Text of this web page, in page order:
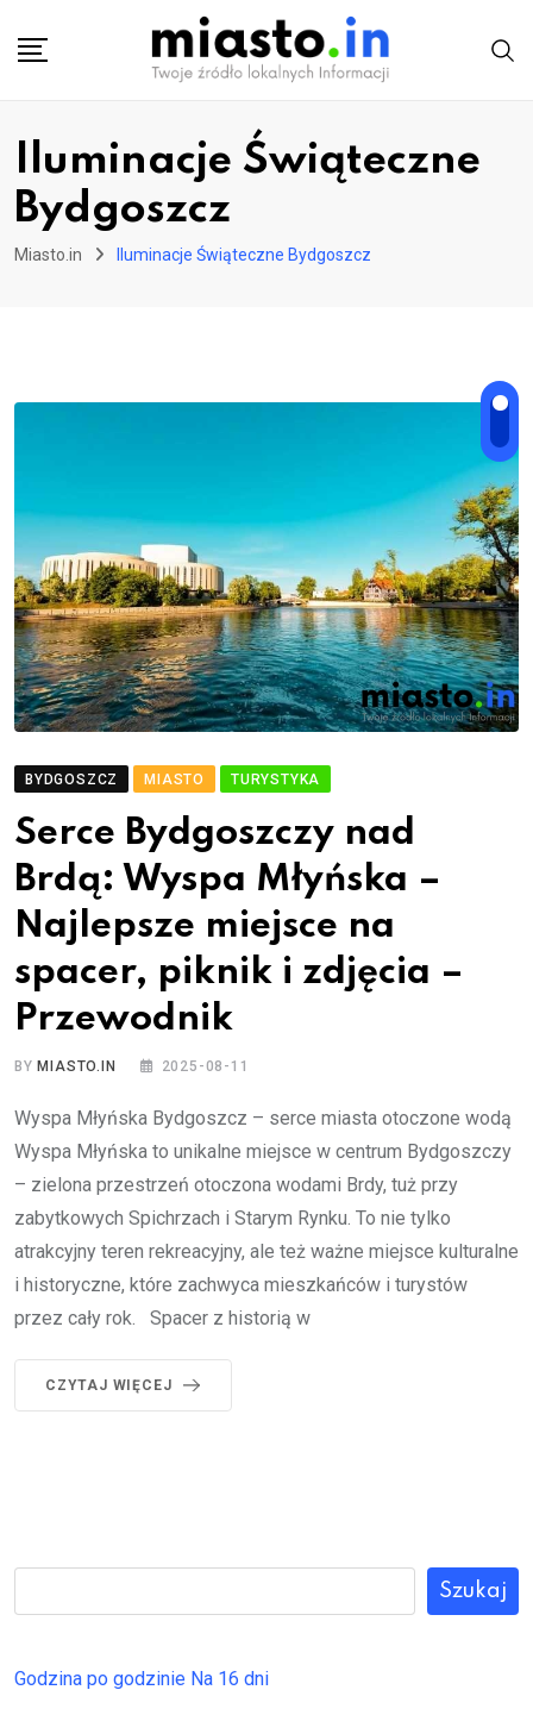
Iluminacje Świąteczne
Bydgoszcz
Miasto.in Iluminacje Świąteczne Bydgoszcz
BYDGOSZCZ MIASTO TURYSTYKA
Serce Bydgoszczy nad
Brdą: Wyspa Młyńska –
Najlepsze miejsce na
spacer, piknik i zdjęcia –
Przewodnik
BYMIASTO.IN 2025-08-11
Wyspa Młyńska Bydgoszcz – serce miasta otoczone wodą
Wyspa Młyńska to unikalne miejsce w centrum Bydgoszczy
– zielona przestrzeń otoczona wodami Brdy, tuż przy
zabytkowych Spichrzach i Starym Rynku. To nie tylko
atrakcyjny teren rekreacyjny, ale też ważne miejsce kulturalne
i historyczne, które zachwyca mieszkańców i turystów
przez cały rok. Spacer z historią w
CZYTAJ WIĘCEJ
Szukaj
Godzina po godzinie Na 16 dni